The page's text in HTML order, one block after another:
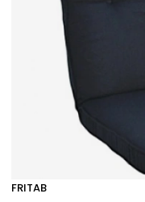
FRITAB